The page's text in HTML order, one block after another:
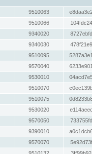
9510063
9510066
9340020
9340030
9510095
9570040
9530010
9510070
9510075
9530020
9570050
9390010
9570070